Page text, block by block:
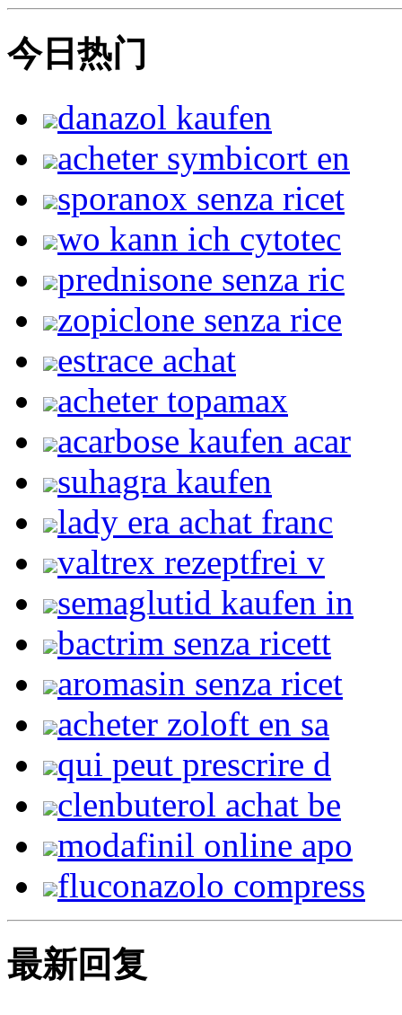
今日热门
danazol kaufen
acheter symbicort en
sporanox senza ricet
wo kann ich cytotec
prednisone senza ric
zopiclone senza rice
estrace achat
acheter topamax
acarbose kaufen acar
suhagra kaufen
lady era achat franc
valtrex rezeptfrei v
semaglutid kaufen in
bactrim senza ricett
aromasin senza ricet
acheter zoloft en sa
qui peut prescrire d
clenbuterol achat be
modafinil online apo
fluconazolo compress
最新回复